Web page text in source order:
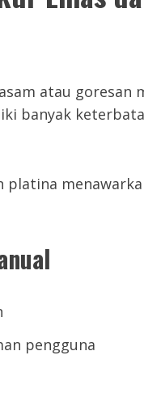
atau goresan
banyak
pengguna